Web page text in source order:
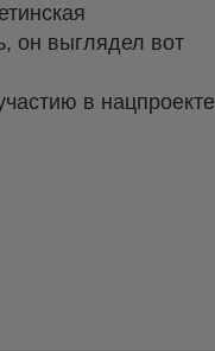
он выглядел вот
в нацпроекте